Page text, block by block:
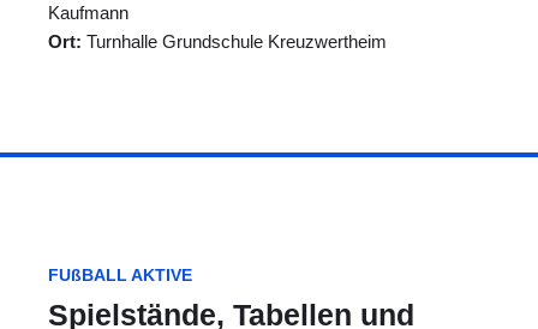
Kaufmann
Ort: Turnhalle Grundschule Kreuzwertheim
FUßBALL AKTIVE
Spielstände, Tabellen und